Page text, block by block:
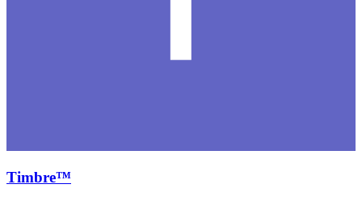
Timbre™